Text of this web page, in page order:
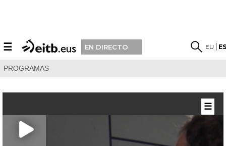
☰ EN DIRECTO EU
PROGRAMAS
☰